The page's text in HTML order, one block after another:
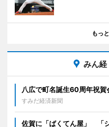
もっ
みん経
八広で町名誕生60周年祝
すみだ経済新聞
佐賀に「ばくてん屋」 「